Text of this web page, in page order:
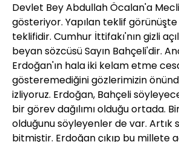
Devlet Bey Abdullah Öcalan'a
gösteriyor. Yapılan teklif görünüşte
teklifidir. Cumhur İttifakı'nın gizli
beyan sözcüsü Sayın Bahçeli'dir.
Erdoğan'ın hala iki kelam etme
gösteremediğini gözlerimizin
izliyoruz. Erdoğan, Bahçeli
bir görev dağılımı olduğu ortada.
olduğunu söyleyenler de var. Artık
bitmiştir. Erdoğan çıkıp bu millete